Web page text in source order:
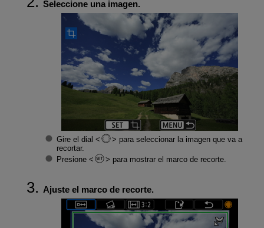
Seleccione una imagen.
Gire el dial
para seleccionar la imagen que va a
recortar.
Presione
para mostrar el marco de recorte.
Ajuste el marco de recorte.